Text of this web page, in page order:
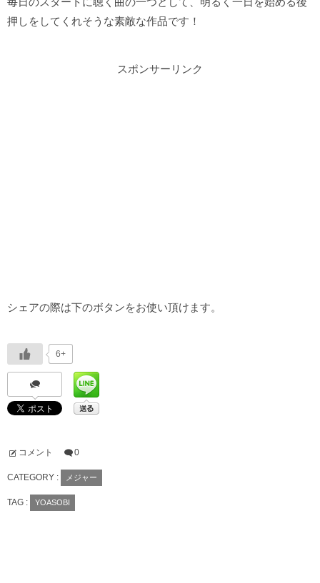
押しをしてくれそうな素敵な作品です！
スポンサーリンク
シェアの際は下のボタンをお使い頂けます。
6+
コメント 0
CATEGORY : メジャー
TAG : YOASOBI